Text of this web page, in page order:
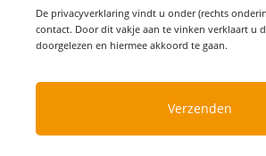
De privacyverklaring vindt u onder (rechts
contact. Door dit vakje aan te vinken verklaart u
doorgelezen en hiermee akkoord te gaan.